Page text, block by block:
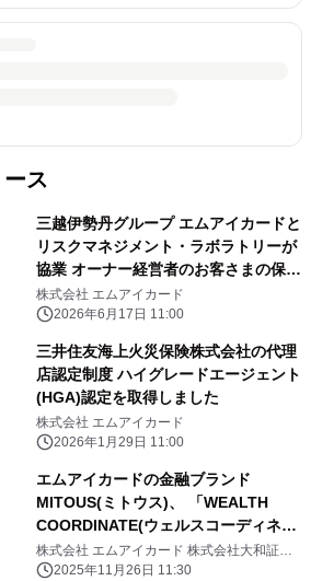
ス
三越伊勢丹グループ エムアイカードと
リスクマネジメント・ラボラトリーが
協業 オーナー経営者のお客さまの保険
ニーズに 応える取り組みを開始
株式会社 エムアイカード
2026年6月17日 11:00
三井住友海上火災保険株式会社の代理
店認定制度 ハイグレードエージェント
(HGA)認定を取得しました
株式会社 エムアイカード
2026年1月29日 11:00
エムアイカードの金融ブランド
MITOUS(ミトウス)、 「WEALTH
COORDINATE(ウェルスコーディネー
ト)」を開始 - 大和証券グループと連携
し、お客さまの資産運用・ 資産防衛を
株式会社 エムアイカード 株式会社大和証券
グループ本社 大和証券株式会社
2025年11月26日 11:30